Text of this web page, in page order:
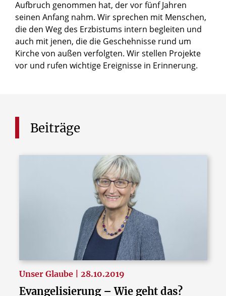
Aufbruch genommen hat, der vor fünf Jahren
seinen Anfang nahm. Wir sprechen mit Menschen,
die den Weg des Erzbistums intern begleiten und
auch mit jenen, die die Geschehnisse rund um
Kirche von außen verfolgten. Wir stellen Projekte
vor und rufen wichtige Ereignisse in Erinnerung.
Beiträge
Unser Glaube | 28.10.2019
Evangelisierung – Wie geht das?